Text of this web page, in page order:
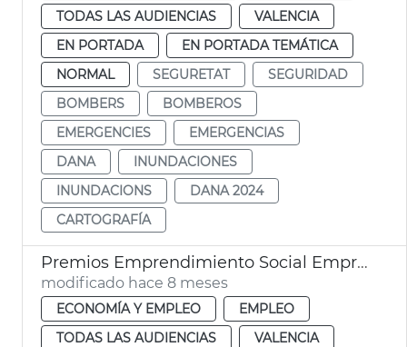
TODAS LAS AUDIENCIAS
VALENCIA
EN PORTADA
EN PORTADA TEMÁTICA
NORMAL
SEGURETAT
SEGURIDAD
BOMBERS
BOMBEROS
EMERGENCIES
EMERGENCIAS
DANA
INUNDACIONES
INUNDACIONS
DANA 2024
CARTOGRAFÍA
Premios Emprendimiento Social Emprendedores Riada 2025
modificado hace 8 meses
ECONOMÍA Y EMPLEO
EMPLEO
TODAS LAS AUDIENCIAS
VALENCIA